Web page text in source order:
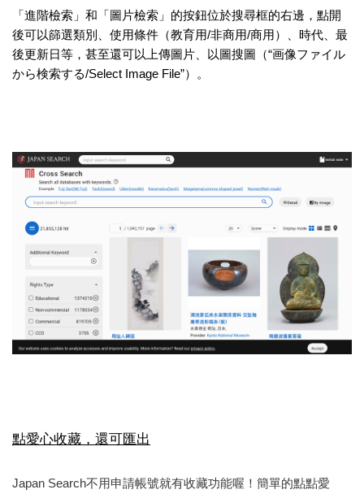
「進階檢索」和「圖片檢索」的按鈕位於搜尋框的右邊，點開
後可以篩選類別、使用條件（教育用/非商用/商用）、時代、最
後更新日等，甚至還可以上傳圖片、以圖搜圖（“画像ファイル
から検索する/Select Image File”）。
點愛心收藏，還可匯出
Japan Search不用申請帳號就有收藏功能喔！簡單的點點愛